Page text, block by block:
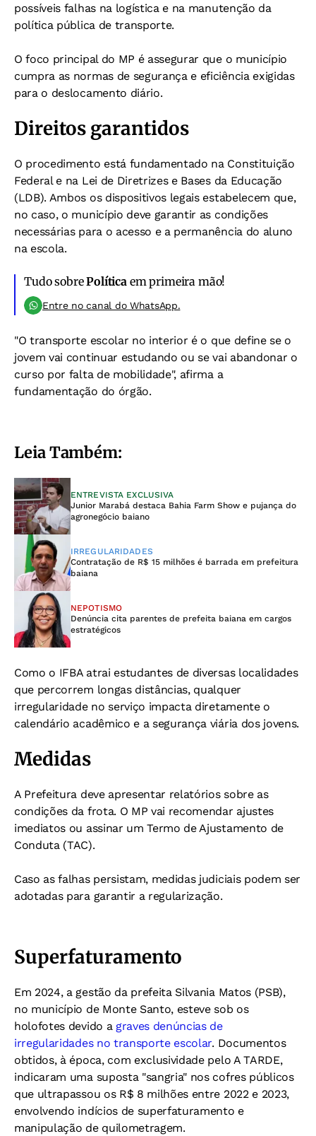
possíveis falhas na logística e na manutenção da
política pública de transporte.
O foco principal do MP é assegurar que o município
cumpra as normas de segurança e eficiência exigidas
para o deslocamento diário.
Direitos garantidos
O procedimento está fundamentado na Constituição
Federal e na Lei de Diretrizes e Bases da Educação
(LDB). Ambos os dispositivos legais estabelecem que,
no caso, o município deve garantir as condições
necessárias para o acesso e a permanência do aluno
na escola.
Tudo sobrePolítica em primeira mão!
Entre no canal do WhatsApp.
"O transporte escolar no interior é o que define se o
jovem vai continuar estudando ou se vai abandonar o
curso por falta de mobilidade", afirma a
fundamentação do órgão.
Leia Também:
ENTREVISTA EXCLUSIVA
Junior Marabá destaca Bahia Farm Show e pujança do
agronegócio baiano
IRREGULARIDADES
Contratação de R$ 15 milhões é barrada em prefeitura
baiana
NEPOTISMO
Denúncia cita parentes de prefeita baiana em cargos
estratégicos
Como o IFBA atrai estudantes de diversas localidades
que percorrem longas distâncias, qualquer
irregularidade no serviço impacta diretamente o
calendário acadêmico e a segurança viária dos jovens.
Medidas
A Prefeitura deve apresentar relatórios sobre as
condições da frota. O MP vai recomendar ajustes
imediatos ou assinar um Termo de Ajustamento de
Conduta (TAC).
Caso as falhas persistam, medidas judiciais podem ser
adotadas para garantir a regularização.
Superfaturamento
Em 2024, a gestão da prefeita Silvania Matos (PSB),
no município de Monte Santo, esteve sob os
holofotes devido a graves denúncias de
irregularidades no transporte escolar. Documentos
obtidos, à época, com exclusividade pelo A TARDE,
indicaram uma suposta "sangria" nos cofres públicos
que ultrapassou os R$ 8 milhões entre 2022 e 2023,
envolvendo indícios de superfaturamento e
manipulação de quilometragem.